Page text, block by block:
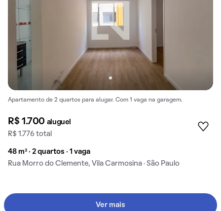
Apartamento de 2 quartos para alugar. Com 1 vaga na garagem.
R$ 1.700 aluguel
R$ 1.776 total
48 m² · 2 quartos · 1 vaga
Rua Morro do Clemente, Vila Carmosina · São Paulo
Ver mais